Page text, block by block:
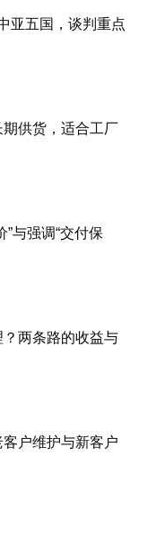
亚五国，谈判重点
供货，适合工厂
与强调“交付保
两条路的收益与
户维护与新客户